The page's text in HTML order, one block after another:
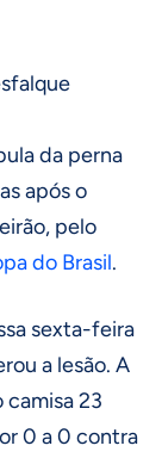
da perna
após o
pelo
do Brasil.
sexta-feira
a lesão. A
23
0 a 0 contra